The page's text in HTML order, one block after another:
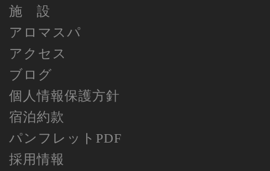
施 設
アロマスパ
アクセス
ブログ
個人情報保護方針
宿泊約款
パンフレットPDF
採用情報